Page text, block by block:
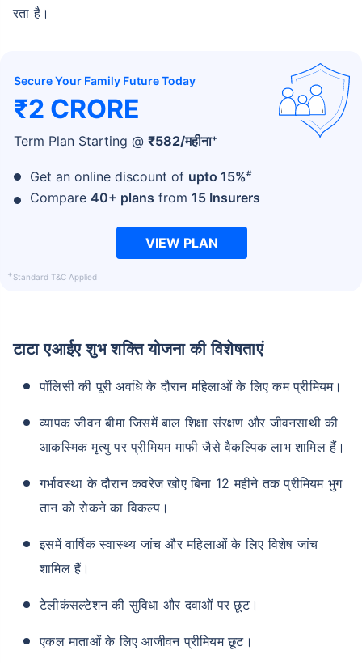
रता है।
Secure Your Family Future Today
₹2 CRORE
Term Plan Starting @ ₹582/महीना+
Get an online discount of upto 15%#
Compare 40+ plans from 15 Insurers
VIEW PLAN
+Standard T&C Applied
टाटा एआईए शुभ शक्ति योजना की विशेषताएं
पॉलिसी की पूरी अवधि के दौरान महिलाओं के लिए कम प्रीमियम।
व्यापक जीवन बीमा जिसमें बाल शिक्षा संरक्षण और जीवनसाथी की
आकस्मिक मृत्यु पर प्रीमियम माफी जैसे वैकल्पिक लाभ शामिल हैं।
गर्भावस्था के दौरान कवरेज खोए बिना 12 महीने तक प्रीमियम भुग
तान को रोकने का विकल्प।
इसमें वार्षिक स्वास्थ्य जांच और महिलाओं के लिए विशेष जांच
शामिल हैं।
टेलीकंसल्टेशन की सुविधा और दवाओं पर छूट।
एकल माताओं के लिए आजीवन प्रीमियम छूट।